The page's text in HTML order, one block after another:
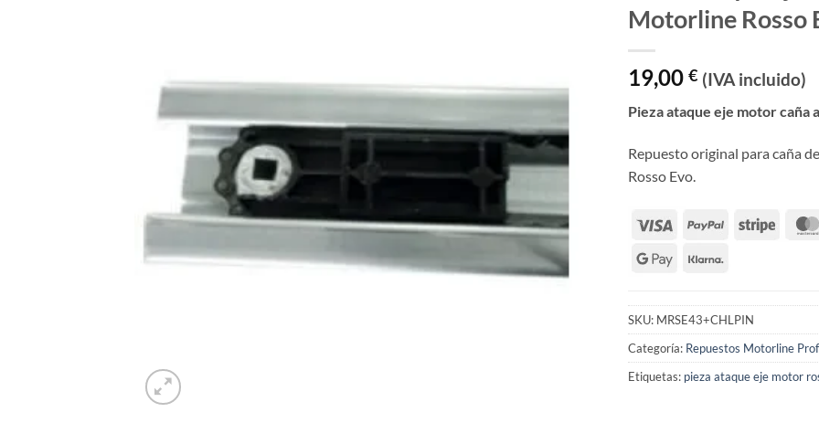
Motorline Rosso
19,00 € (IVA incluido)
Pieza ataque eje motor caña
Repuesto original para caña
Rosso Evo.
SKU: MRSE43+CHLPIN
Categoría: Repuestos Motorline
Etiquetas: pieza ataque eje motor